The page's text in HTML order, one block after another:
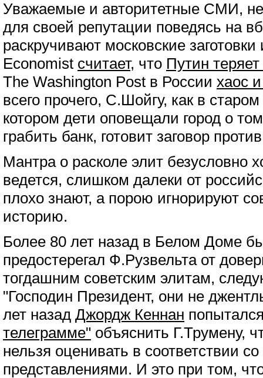
Уважаемые и авторитетные СМИ,
для своей репутации поведясь на
раскручивают московские
Economist считает, что Путин
The Washington Post в России хаос
всего прочего, С.Шойгу, как в
котором дети оповещали город о
грабить банк, готовит заговор
Мантра о расколе элит безусловно
ведется, слишком далеки от
плохо знают, а порою игнорируют
историю.
Более 80 лет назад в Белом Доме
предостерегал Ф.Рузвельта от
тогдашним советским элитам,
"Господин Президент, они не
лет назад Джордж Кеннан
телеграмме" объяснить Г.Трумену,
нельзя оценивать в соответствии
представлениями. И это при том,